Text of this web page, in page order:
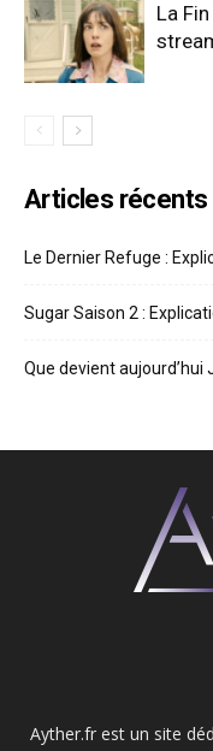
La
Articles récents
Le Dernier Refuge :
Sugar Saison 2 :
Que devient aujourd’hui
Ayther.fr est un site